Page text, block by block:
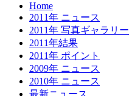
Home
2011年 ニュース
2011年 写真ギャラリー
2011年結果
2011年 ポイント
2009年 ニュース
2010年 ニュース
最新ニュース